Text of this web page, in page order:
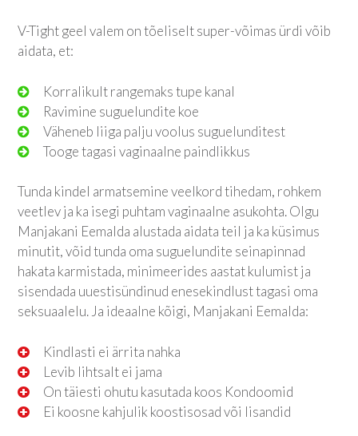
V-Tight geel valem on tõeliselt super-võimas ürdi võib
aidata, et:
Korralikult rangemaks tupe kanal
Ravimine suguelundite koe
Väheneb liiga palju voolus suguelunditest
Tooge tagasi vaginaalne paindlikkus
Tunda kindel armatsemine veelkord tihedam, rohkem
veetlev ja ka isegi puhtam vaginaalne asukohta. Olgu
Manjakani Eemalda alustada aidata teil ja ka küsimus
minutit, võid tunda oma suguelundite seinapinnad
hakata karmistada, minimeerides aastat kulumist ja
sisendada uuestisündinud enesekindlust tagasi oma
seksuaalelu. Ja ideaalne kõigi, Manjakani Eemalda:
Kindlasti ei ärrita nahka
Levib lihtsalt ei jama
On täiesti ohutu kasutada koos Kondoomid
Ei koosne kahjulik koostisosad või lisandid